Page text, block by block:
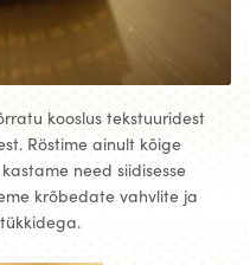
kooslus tekstuuridest
Röstime ainult kõige
need siidisesse
krõbedate vahvlite ja